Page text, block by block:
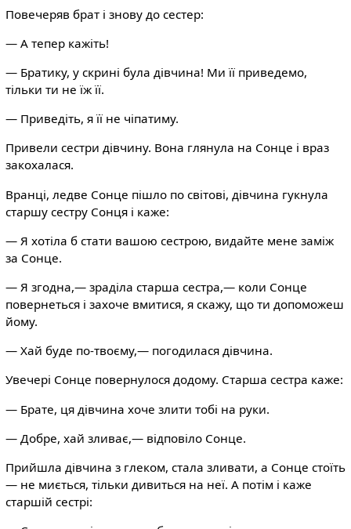
Повечеряв брат і знову до сестер:
— А тепер кажіть!
— Братику, у скрині була дівчина! Ми її приведемо,
тільки ти не їж її.
— Приведіть, я її не чіпатиму.
Привели сестри дівчину. Вона глянула на Сонце і враз
закохалася.
Вранці, ледве Сонце пішло по світові, дівчина гукнула
старшу сестру Сонця і каже:
— Я хотіла б стати вашою сестрою, видайте мене заміж
за Сонце.
— Я згодна,— зраділа старша сестра,— коли Сонце
повернеться і захоче вмитися, я скажу, що ти допоможеш
йому.
— Хай буде по-твоєму,— погодилася дівчина.
Увечері Сонце повернулося додому. Старша сестра каже:
— Брате, ця дівчина хоче злити тобі на руки.
— Добре, хай зливає,— відповіло Сонце.
Прийшла дівчина з глеком, стала зливати, а Сонце стоїть
— не миється, тільки дивиться на неї. А потім і каже
старшій сестрі: